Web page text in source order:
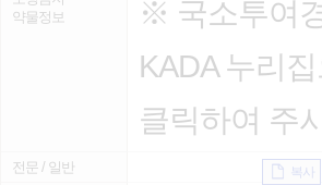
약물정보
※ 국소투여
KADA 누리
클릭하여 주
전문 / 일반 복사